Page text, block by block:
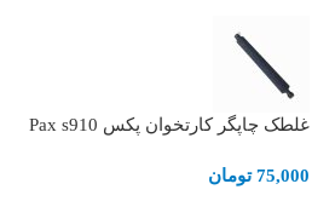
غلطک چاپگر کارتخوان پکس Pax s910
75,000 تومان